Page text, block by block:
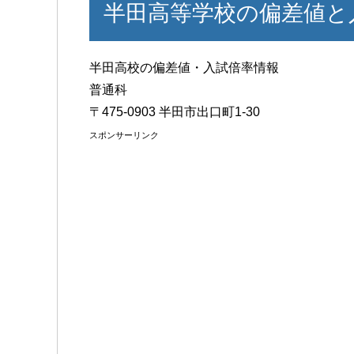
半田高等学校の偏差値
半田高校の偏差値・入試倍率情報
普通科
〒475-0903 半田市出口町1-30
スポンサーリンク